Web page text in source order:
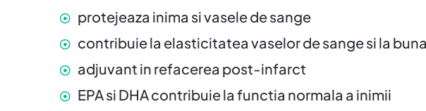
protejeaza inima si vasele de sange
contribuie la elasticitatea vaselor de sange si la
adjuvant in refacerea post-infarct
EPA si DHA contribuie la functia normala a inimii